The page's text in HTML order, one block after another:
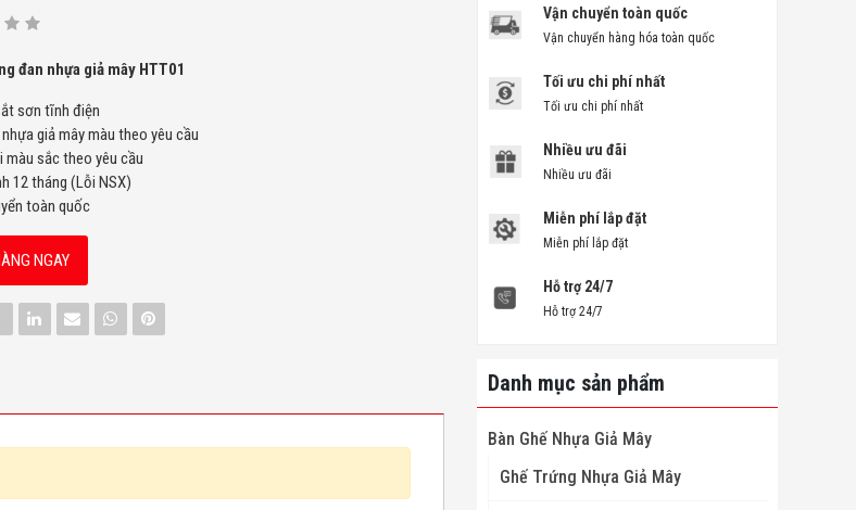
đan nhựa giả mây HTT01
sơn tĩnh điện
giả mây màu theo yêu cầu
màu sắc theo yêu cầu
12 tháng (Lỗi NSX)
toàn quốc
NGAY
Vận chuyển toàn quốc
Vận chuyển hàng hóa toàn quốc
Tối ưu chi phí nhất
Tối ưu chi phí nhất
Nhiều ưu đãi
Nhiều ưu đãi
Miễn phí lắp đặt
Miễn phí lắp đặt
Hỗ trợ 24/7
Hỗ trợ 24/7
Danh mục sản phẩm
Bàn Ghế Nhựa Giả Mây
Ghế Trứng Nhựa Giả Mây